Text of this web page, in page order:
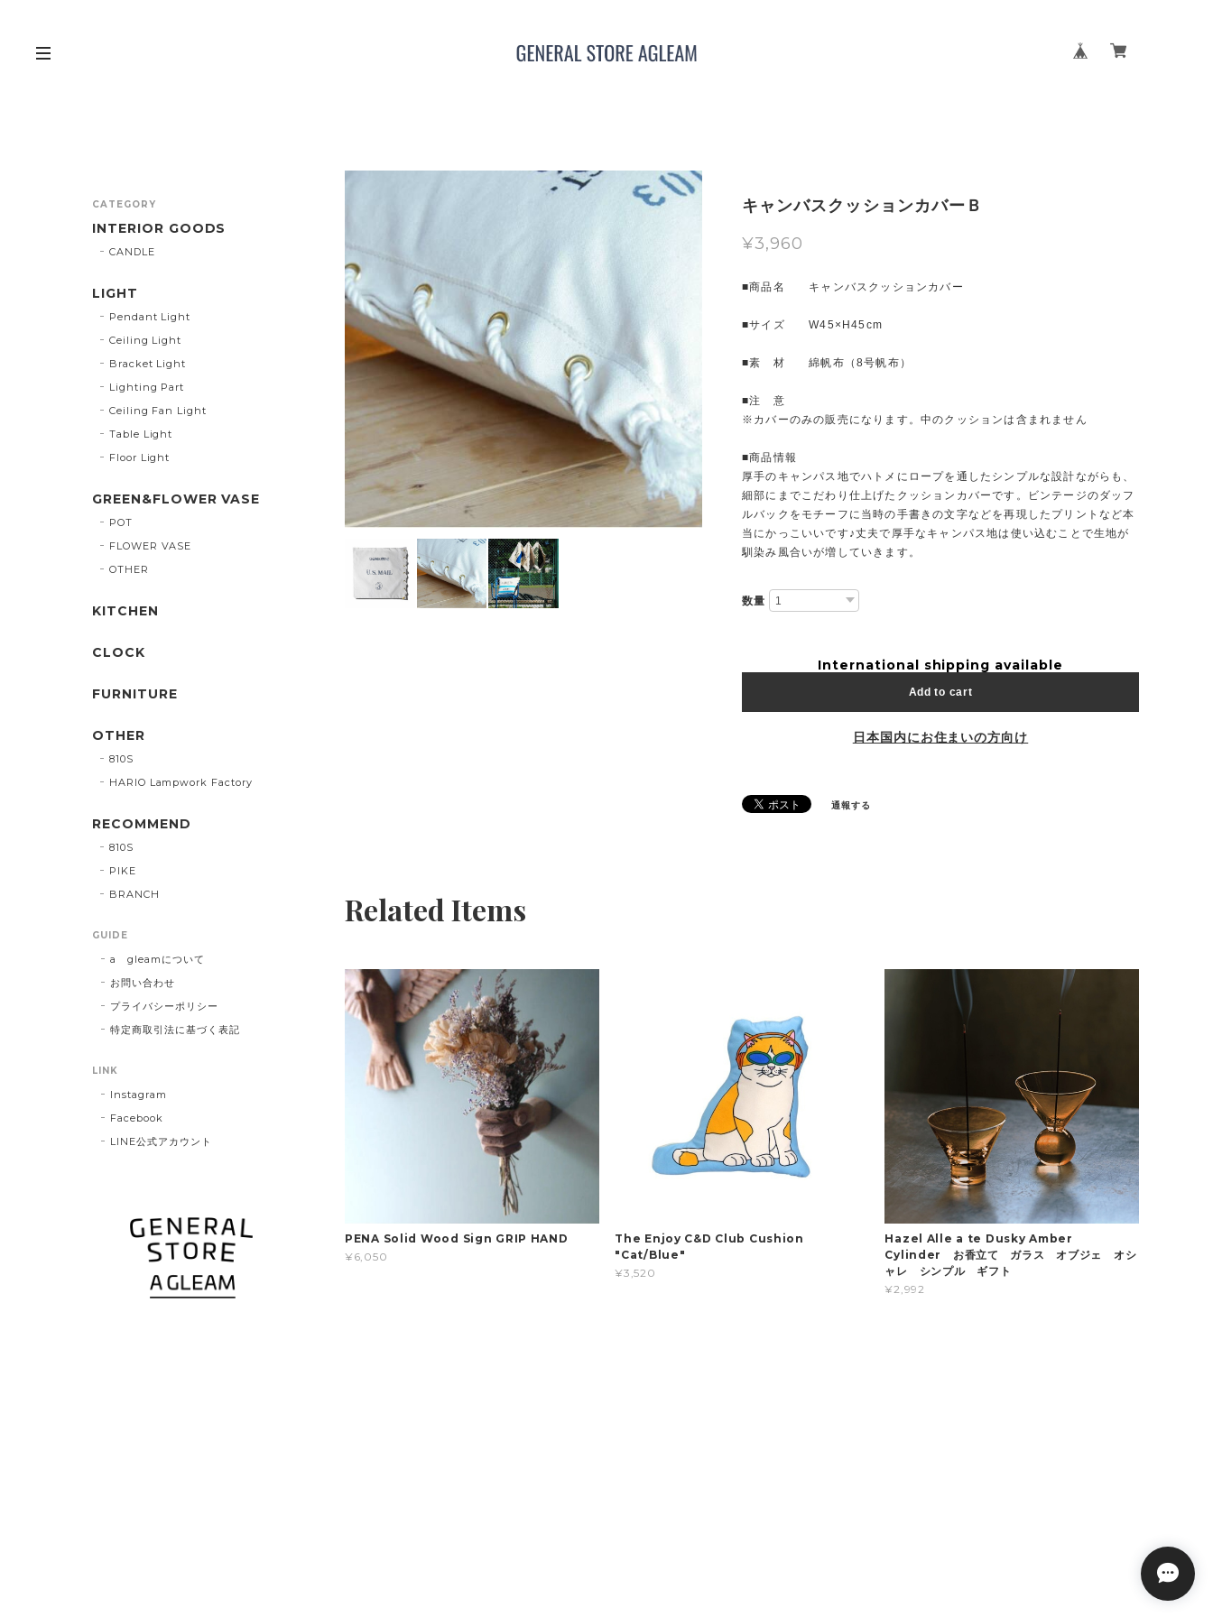
キャンバスクッションカバーＢ
¥3,960
■商品名 キャンバスクッションカバー
■サイズ W45×H45cm
■素 材 綿帆布（8号帆布）
■注 意
※カバーのみの販売になります。中のクッションは含まれません
■商品情報
厚手のキャンパス地でハトメにロープを通したシンプルな設計ながらも、
細部にまでこだわり仕上げたクッションカバーです。ビンテージのダッフ
ルバックをモチーフに当時の手書きの文字などを再現したプリントなど本
当にかっこいいです♪丈夫で厚手なキャンパス地は使い込むことで生地が
馴染み風合いが増していきます。
数量
International shipping available
Add to cart
日本国内にお住まいの方向け
通報する
Related Items
PENA Solid Wood Sign GRIP HAND
¥6,050
The Enjoy C&D Club Cushion
"Cat/Blue"
¥3,520
Hazel Alle a te Dusky Amber
Cylinder お香立て ガラス オブジェ オシ
ャレ シンプル ギフト
¥2,992
CATEGORY
INTERIOR GOODS
CANDLE
LIGHT
Pendant Light
Ceiling Light
Bracket Light
Lighting Part
Ceiling Fan Light
Table Light
Floor Light
GREEN&FLOWER VASE
POT
FLOWER VASE
OTHER
KITCHEN
CLOCK
FURNITURE
OTHER
810S
HARIO Lampwork Factory
RECOMMEND
810S
PIKE
BRANCH
GUIDE
a gleamについて
お問い合わせ
プライバシーポリシー
特定商取引法に基づく表記
LINK
Instagram
Facebook
LINE公式アカウント